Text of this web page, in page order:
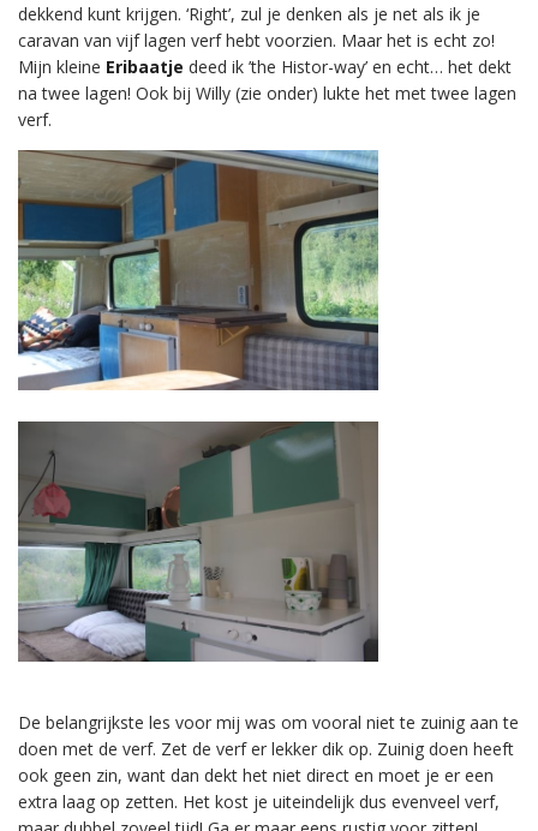
dekkend kunt krijgen. ‘Right’, zul je denken als je net als ik je
caravan van vijf lagen verf hebt voorzien. Maar het is echt zo!
Mijn kleine Eribaatje deed ik ’the Histor-way’ en echt… het dekt
na twee lagen! Ook bij Willy (zie onder) lukte het met twee lagen
verf.
De belangrijkste les voor mij was om vooral niet te zuinig aan te
doen met de verf. Zet de verf er lekker dik op. Zuinig doen heeft
ook geen zin, want dan dekt het niet direct en moet je er een
extra laag op zetten. Het kost je uiteindelijk dus evenveel verf,